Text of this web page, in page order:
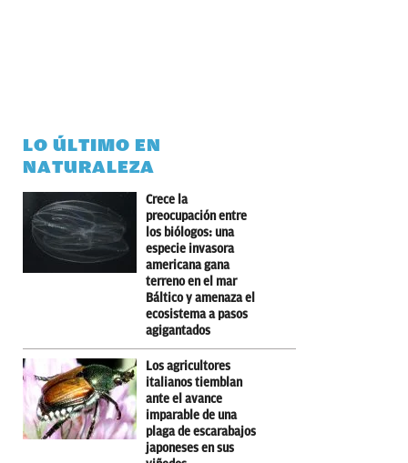
LO ÚLTIMO EN
NATURALEZA
Crece la
preocupación entre
los biólogos: una
especie invasora
americana gana
terreno en el mar
Báltico y amenaza el
ecosistema a pasos
agigantados
Los agricultores
italianos tiemblan
ante el avance
imparable de una
plaga de escarabajos
japoneses en sus